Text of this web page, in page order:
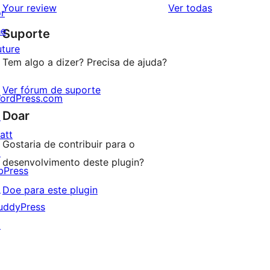
2
estrela
com
1
estrela
Your review Ver todasavaliações
Suporte
Tem algo a dizer? Precisa de ajuda?
Ver fórum de suporte
Doar
Gostaria de contribuir para o
desenvolvimento deste plugin?
Doe para este plugin